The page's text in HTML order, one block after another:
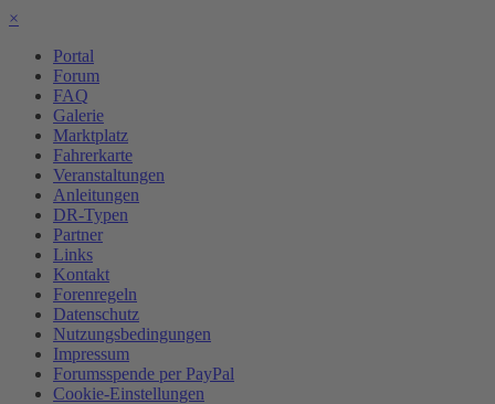
×
Portal
Forum
FAQ
Galerie
Marktplatz
Fahrerkarte
Veranstaltungen
Anleitungen
DR-Typen
Partner
Links
Kontakt
Forenregeln
Datenschutz
Nutzungsbedingungen
Impressum
Forumsspende per PayPal
Cookie-Einstellungen